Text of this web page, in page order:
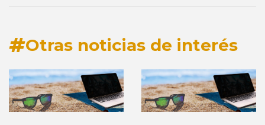
Otras noticias de interés